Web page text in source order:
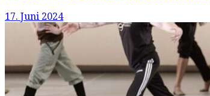
17. Juni 2024